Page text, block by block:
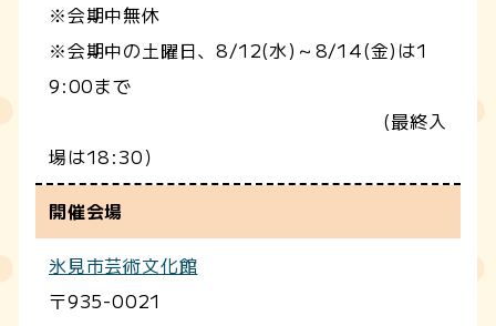
※会期中無休
※会期中の土曜日、8/12(水)～8/14(金)は1
9:00まで
(最終入
場は18:30）
開催会場
氷見市芸術文化館
〒935-0021